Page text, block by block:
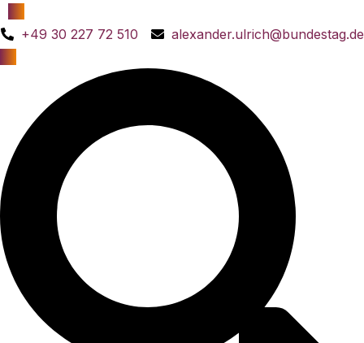
+49 30 227 72 510 alexander.ulrich@bundestag.de